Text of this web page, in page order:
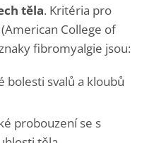
těla. Kritéria pro
College of
fibromyalgie jsou:
bolesti svalů a kloubů
probouzení se s